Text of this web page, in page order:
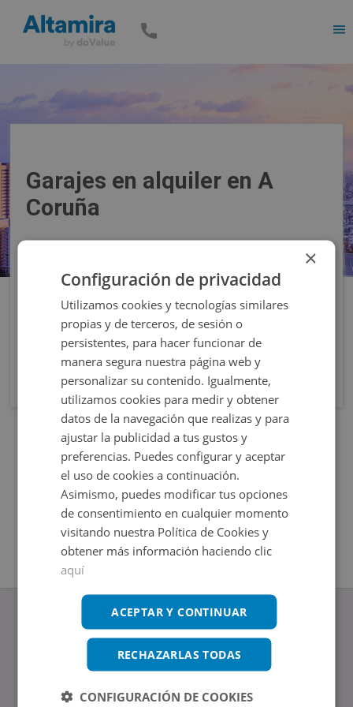
Garajes en alquiler en A
Coruña
Filtros
www.altamirainmuebles.com
Edificio Skylight
Avenida de Manoteras 14-16, 28050, Madrid
×
Configuración de privacidad
Utilizamos cookies y tecnologías similares
propias y de terceros, de sesión o
persistentes, para hacer funcionar de
manera segura nuestra página web y
personalizar su contenido. Igualmente,
utilizamos cookies para medir y obtener
datos de la navegación que realizas y para
ajustar la publicidad a tus gustos y
preferencias. Puedes configurar y aceptar
el uso de cookies a continuación.
Asimismo, puedes modificar tus opciones
de consentimiento en cualquier momento
visitando nuestra Política de Cookies y
obtener más información haciendo clic
aquí
ACEPTAR Y CONTINUAR
RECHAZARLAS TODAS
CONFIGURACIÓN DE COOKIES